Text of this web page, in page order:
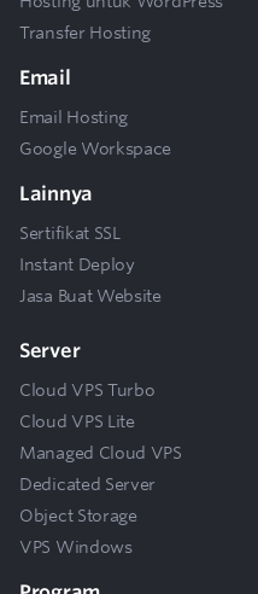
Transfer Hosting
Email
Email Hosting
Google Workspace
Lainnya
Sertifikat SSL
Instant Deploy
Jasa Buat Website
Server
Cloud VPS Turbo
Cloud VPS Lite
Managed Cloud VPS
Dedicated Server
Object Storage
VPS Windows